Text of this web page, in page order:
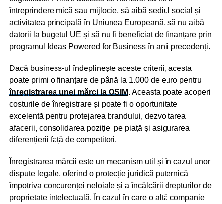
întreprindere mică sau mijlocie, să aibă sediul social și
activitatea principală în Uniunea Europeană, să nu aibă
datorii la bugetul UE și să nu fi beneficiat de finanțare prin
programul Ideas Powered for Business în anii precedenți.
Dacă business-ul îndeplinește aceste criterii, acesta
poate primi o finanțare de până la 1.000 de euro pentru
înregistrarea unei mărci la OSIM. Aceasta poate acoperi
costurile de înregistrare și poate fi o oportunitate
excelentă pentru protejarea brandului, dezvoltarea
afacerii, consolidarea poziției pe piață și asigurarea
diferențierii față de competitori.
Înregistrarea mărcii este un mecanism util și în cazul unor
dispute legale, oferind o protecție juridică puternică
împotriva concurenței neloiale și a încălcării drepturilor de
proprietate intelectuală. În cazul în care o altă companie